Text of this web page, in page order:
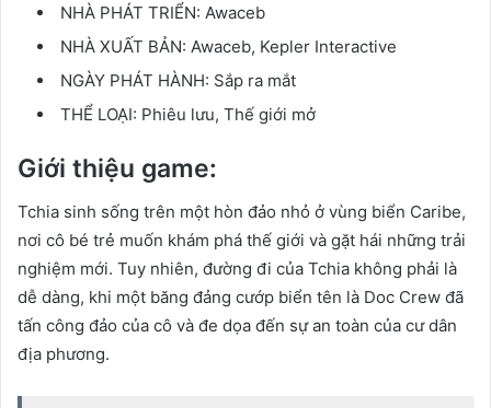
NHÀ PHÁT TRIỂN: Awaceb
NHÀ XUẤT BẢN: Awaceb, Kepler Interactive
NGÀY PHÁT HÀNH: Sắp ra mắt
THỂ LOẠI: Phiêu lưu, Thế giới mở
Giới thiệu game:
Tchia sinh sống trên một hòn đảo nhỏ ở vùng biển Caribe,
nơi cô bé trẻ muốn khám phá thế giới và gặt hái những trải
nghiệm mới. Tuy nhiên, đường đi của Tchia không phải là
dễ dàng, khi một băng đảng cướp biển tên là Doc Crew đã
tấn công đảo của cô và đe dọa đến sự an toàn của cư dân
địa phương.